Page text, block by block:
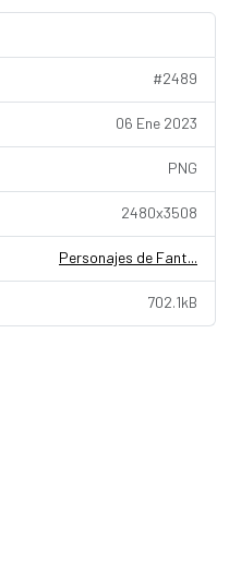
#2489
06 Ene 2023
PNG
2480x3508
Personajes de Fant...
702.1kB